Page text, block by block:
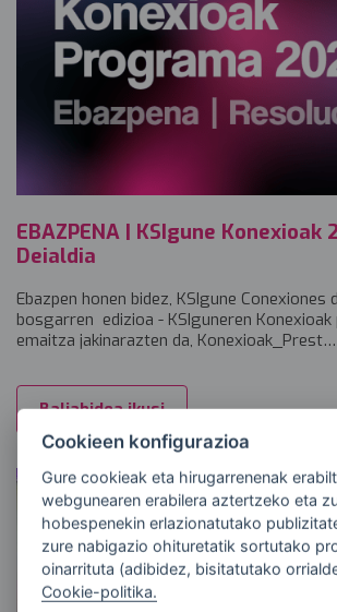
EBAZPENA | KSIgune Konexioak
Deialdia
Ebazpen honen bidez, KSIgune Conexiones
bosgarren edizioa - KSIguneren
emaitza jakinarazten da, Konexioak_Prest…
Baliabidea ikusi
Cookieen konfigurazioa
Gure cookieak eta hirugarrenenak
webgunearen erabilera aztertzeko eta
hobespenekin erlazionatutako
zure nabigazio ohituretatik sortutako
oinarrituta (adibidez, bisitatutako
Cookie-politika.